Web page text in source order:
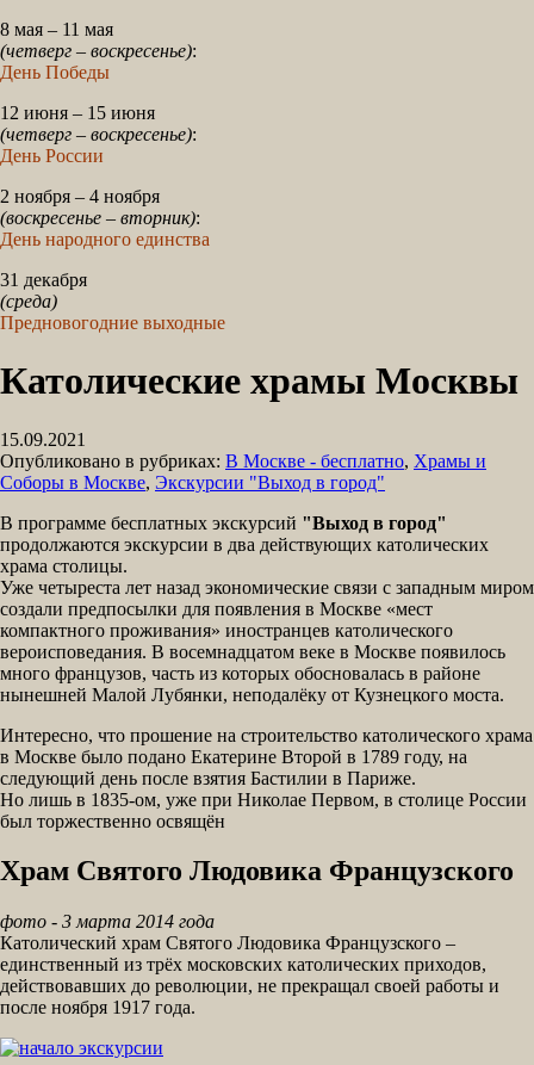
8 мая – 11 мая
(четверг – воскресенье):
День Победы
12 июня – 15 июня
(четверг – воскресенье):
День России
2 ноября – 4 ноября
(воскресенье – вторник):
День народного единства
31 декабря
(среда)
Предновогодние выходные
Католические храмы Москвы
15.09.2021
Опубликовано в рубриках: В Москве - бесплатно, Храмы и
Соборы в Москве, Экскурсии "Выход в город"
В программе бесплатных экскурсий "Выход в город"
продолжаются экскурсии в два действующих католических
храма столицы.
Уже четыреста лет назад экономические связи с западным миром
создали предпосылки для появления в Москве «мест
компактного проживания» иностранцев католического
вероисповедания. В восемнадцатом веке в Москве появилось
много французов, часть из которых обосновалась в районе
нынешней Малой Лубянки, неподалёку от Кузнецкого моста.
Интересно, что прошение на строительство католического храма
в Москве было подано Екатерине Второй в 1789 году, на
следующий день после взятия Бастилии в Париже.
Но лишь в 1835-ом, уже при Николае Первом, в столице России
был торжественно освящён
Храм Святого Людовика Французского
фото - 3 марта 2014 года
Католический храм Святого Людовика Французского –
единственный из трёх московских католических приходов,
действовавших до революции, не прекращал своей работы и
после ноября 1917 года.